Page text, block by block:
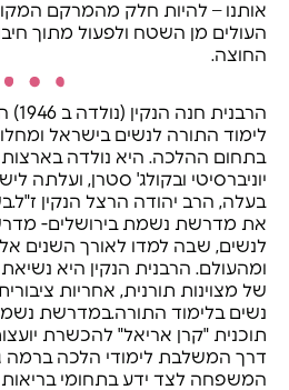
אותנו – להיות חלק מהמרקם
העולים מן השטח ולפעול מתוך
החוצה.
לימוד התורה לנשים בישראל
בתחום ההלכה. היא נולדה
את מדרשת נשמת בירושלים-
לנשים, שבה למדו לאורך השנים
ומהעולם. הרבנית הנקין היא
של מצוינות תורנית, אחריות
נשים בלימוד התורה.במדרשת
תוכנית "קרן אריאל" להכשרת
דרך המשלבת לימודי הלכה ברמה
המשפחה לצד ידע בתחומי